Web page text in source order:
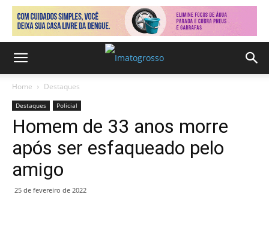
Home Destaques
Destaques Policial
Homem de 33 anos morre
após ser esfaqueado pelo
amigo
25 de fevereiro de 2022